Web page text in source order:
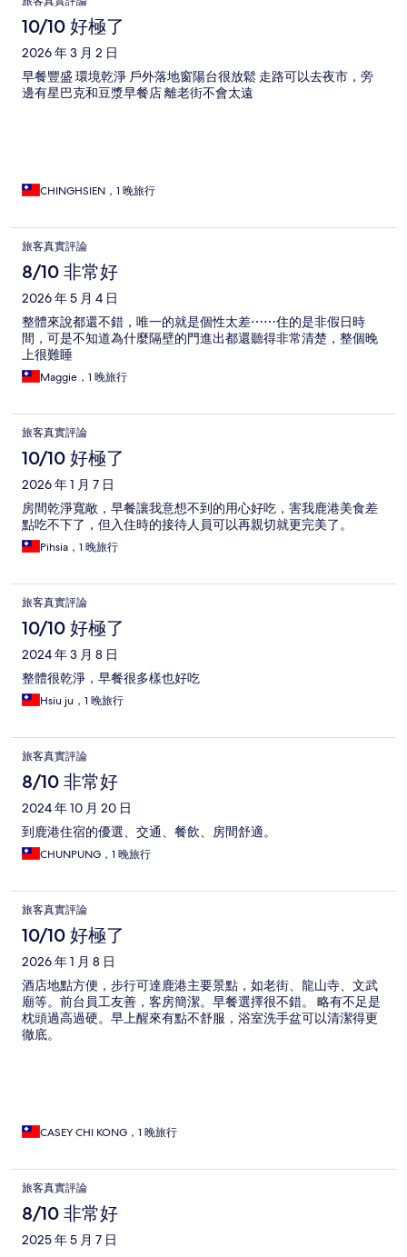
10/10 好極了
2026 年 3 月 2 日
早餐豐盛 環境乾淨 戶外落地窗陽台很放鬆 走路可以去夜市，旁
邊有星巴克和豆漿早餐店 離老街不會太遠
CHINGHSIEN，1 晚旅行
旅客真實評論
8/10 非常好
2026 年 5 月 4 日
整體來說都還不錯，唯一的就是個性太差⋯⋯住的是非假日時
間，可是不知道為什麼隔壁的門進出都還聽得非常清楚，整個晚
上很難睡
Maggie，1 晚旅行
旅客真實評論
10/10 好極了
2026 年 1 月 7 日
房間乾淨寬敞，早餐讓我意想不到的用心好吃，害我鹿港美食差
點吃不下了，但入住時的接待人員可以再親切就更完美了。
Pihsia，1 晚旅行
旅客真實評論
10/10 好極了
2024 年 3 月 8 日
整體很乾淨，早餐很多樣也好吃
Hsiu ju，1 晚旅行
旅客真實評論
8/10 非常好
2024 年 10 月 20 日
到鹿港住宿的優選、交通、餐飲、房間舒適。
CHUNPUNG，1 晚旅行
旅客真實評論
10/10 好極了
2026 年 1 月 8 日
酒店地點方便，步行可達鹿港主要景點，如老街、龍山寺、文武
廟等。前台員工友善，客房簡潔。早餐選擇很不錯。 略有不足是
枕頭過高過硬。早上醒來有點不舒服，浴室洗手盆可以清潔得更
徹底。
CASEY CHI KONG，1 晚旅行
旅客真實評論
8/10 非常好
2025 年 5 月 7 日